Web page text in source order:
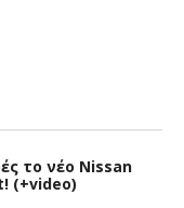
το νέο Nissan
(+video)